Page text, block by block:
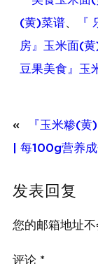
(黄)菜谱、 『
房』玉米面(
豆果美食』玉
«
『玉米糁(
| 每100g营养
发表回复
您的邮箱地址不
评论 *